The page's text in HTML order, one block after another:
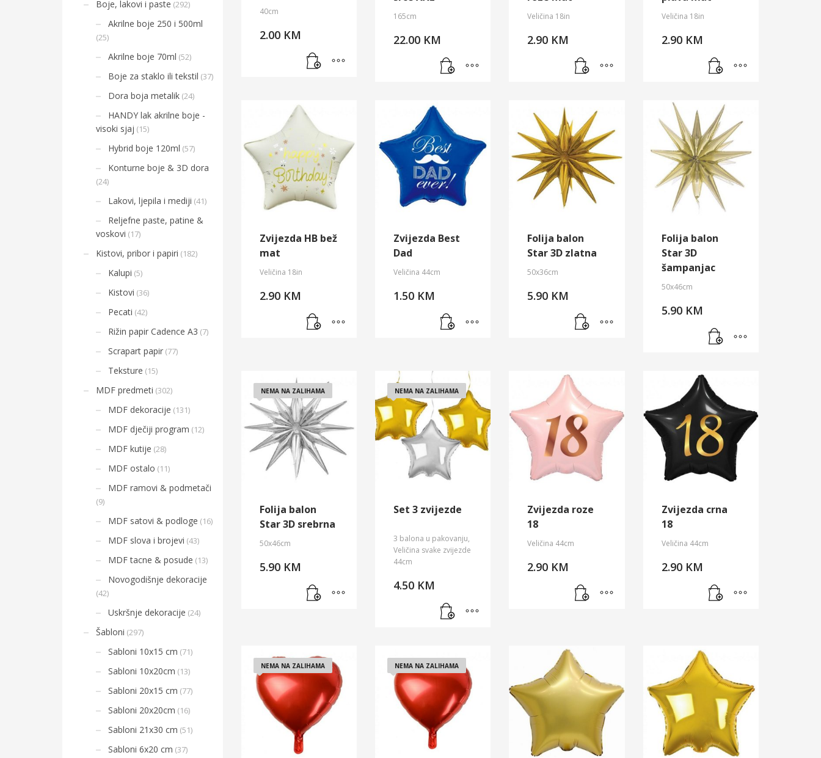
40cm
2.00 KM
165cm
22.00 KM
Veličina 18in
2.90 KM
Veličina 18in
2.90 KM
Zvijezda HB bež
mat
Veličina 18in
2.90 KM
Zvijezda Best
Dad
Veličina 44cm
1.50 KM
Folija balon
Star 3D zlatna
50x36cm
5.90 KM
Folija balon
Star 3D
šampanjac
50x46cm
5.90 KM
NEMA NA ZALIHAMA
Folija balon
Star 3D srebrna
50x46cm
5.90 KM
NEMA NA ZALIHAMA
Set 3 zvijezde
3 balona u pakovanju,
Veličina svake zvijezde
44cm
4.50 KM
Zvijezda roze
18
Veličina 44cm
2.90 KM
Zvijezda crna
18
Veličina 44cm
2.90 KM
NEMA NA ZALIHAMA NEMA NA ZALIHAMA
Boje, lakovi i paste (292)
Akrilne boje 250 i 500ml
(25)
Akrilne boje 70ml (52)
Boje za staklo ili tekstil (37)
Dora boja metalik (24)
HANDY lak akrilne boje -
visoki sjaj (15)
Hybrid boje 120ml (57)
Konturne boje & 3D dora
(24)
Lakovi, ljepila i mediji (41)
Reljefne paste, patine &
voskovi (17)
Kistovi, pribor i papiri (182)
Kalupi (5)
Kistovi (36)
Pecati (42)
Rižin papir Cadence A3 (7)
Scrapart papir (77)
Teksture (15)
MDF predmeti (302)
MDF dekoracije (131)
MDF dječiji program (12)
MDF kutije (28)
MDF ostalo (11)
MDF ramovi & podmetači
(9)
MDF satovi & podloge (16)
MDF slova i brojevi (43)
MDF tacne & posude (13)
Novogodišnje dekoracije
(42)
Uskršnje dekoracije (24)
Šabloni (297)
Sabloni 10x15 cm (71)
Sabloni 10x20cm (13)
Sabloni 20x15 cm (77)
Sabloni 20x20cm (16)
Sabloni 21x30 cm (51)
Sabloni 6x20 cm (37)